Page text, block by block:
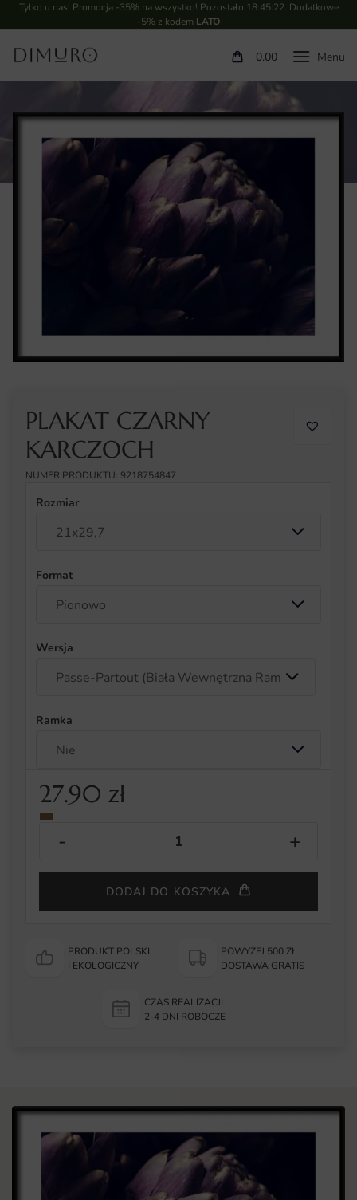
Tylko u nas! Promocja -35% na wszystko! Pozostało 18:45:22. Dodatkowe
-5% z kodem LATO
0.00
PLAKAT CZARNY
KARCZOCH
NUMER PRODUKTU: 9218754847
Rozmiar
Format
Wersja
Ramka
27.90 zł
DODAJ DO KOSZYKA
PRODUKT POLSKI
I EKOLOGICZNY
POWYŻEJ 500 ZŁ
DOSTAWA GRATIS
CZAS REALIZACJI
2-4 DNI ROBOCZE